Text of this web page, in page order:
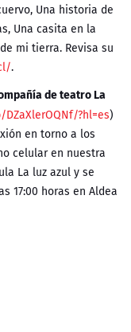
Una historia de
Una casita en la
mi tierra. Revisa su
.
de teatro La
?hl=es)
en torno a los
celular en nuestra
La luz azul y se
17:00 horas en Aldea